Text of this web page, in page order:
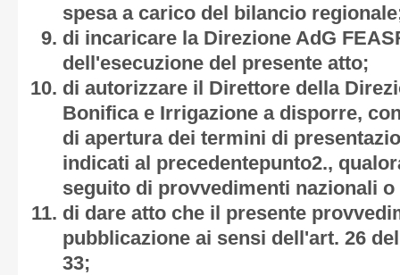
spesa a carico del bilancio
di incaricare la Direzione AdG
dell'esecuzione del presente atto;
di autorizzare il Direttore della
Bonifica e Irrigazione a disporre,
di apertura dei termini di
indicati al precedentepunto2.,
seguito di provvedimenti nazionali
di dare atto che il presente
pubblicazione ai sensi dell'art. 26
33;